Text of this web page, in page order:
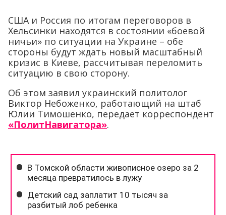
США и Россия по итогам переговоров в
Хельсинки находятся в состоянии «боевой
ничьи» по ситуации на Украине – обе
стороны будут ждать новый масштабный
кризис в Киеве, рассчитывая переломить
ситуацию в свою сторону.
Об этом заявил украинский политолог
Виктор Небоженко, работающий на штаб
Юлии Тимошенко, передает корреспондент
«ПолитНавигатора».